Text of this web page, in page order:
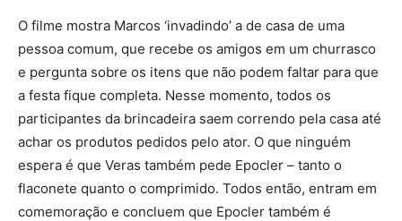
O filme mostra Marcos ‘invadindo’ a de casa de uma
pessoa comum, que recebe os amigos em um churrasco
e pergunta sobre os itens que não podem faltar para que
a festa fique completa. Nesse momento, todos os
participantes da brincadeira saem correndo pela casa até
achar os produtos pedidos pelo ator. O que ninguém
espera é que Veras também pede Epocler – tanto o
flaconete quanto o comprimido. Todos então, entram em
comemoração e concluem que Epocler também é